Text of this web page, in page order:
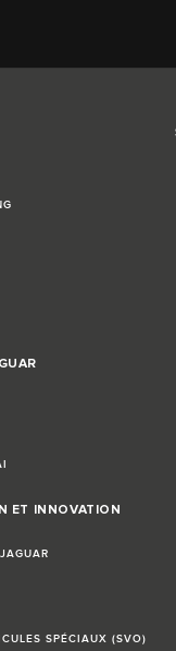
ET INNOVATION
SPÉCIAUX (SVO)